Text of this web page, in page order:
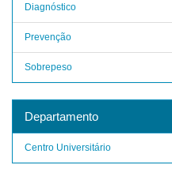
Diagnóstico
Prevenção
Sobrepeso
Departamento
Centro Universitário